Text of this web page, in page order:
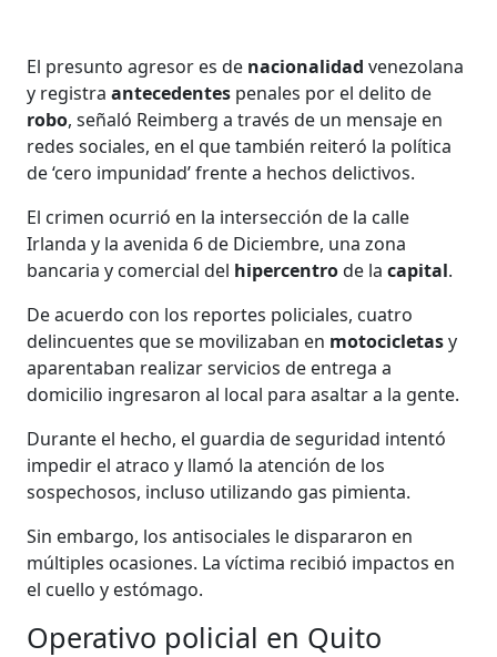
El presunto agresor es de nacionalidad venezolana
y registraantecedentes penales por el delito de
robo, señaló Reimberg a través de un mensaje en
redes sociales, en el que también reiteró la política
de ‘cero impunidad’ frente a hechos delictivos.
El crimen ocurrió en la intersección de la calle
Irlanda y la avenida 6 de Diciembre, una zona
bancaria y comercial del hipercentrode lacapital.
De acuerdo con los reportes policiales, cuatro
delincuentes que se movilizaban en motocicletasy
aparentaban realizar servicios de entrega a
domicilio ingresaron al local para asaltar a la gente.
Durante el hecho, el guardia de seguridad intentó
impedir el atraco y llamó la atención de los
sospechosos, incluso utilizando gas pimienta.
Sin embargo, los antisociales le dispararon en
múltiples ocasiones. La víctima recibió impactos en
el cuello y estómago.
Operativo policial en Quito